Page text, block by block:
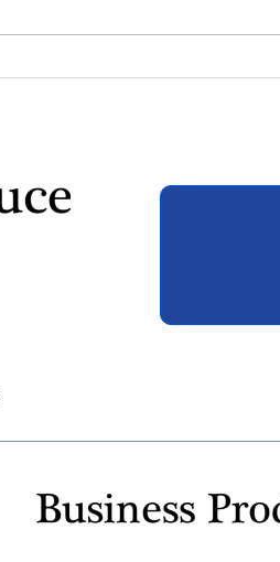
「自分に満足している」